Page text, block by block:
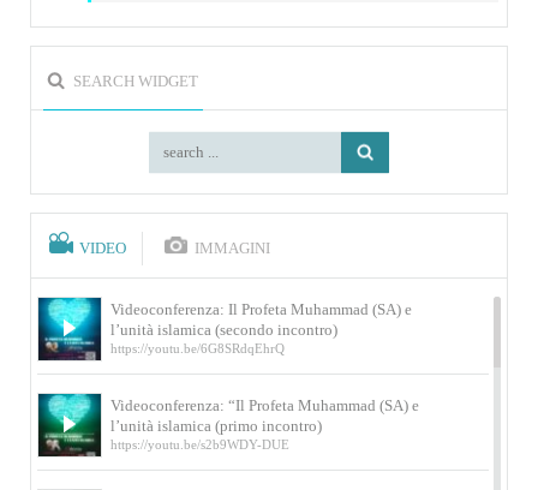
SEARCH WIDGET
VIDEO IMMAGINI
Videoconferenza: Il Profeta Muhammad (SA) e
l’unità islamica (secondo incontro)
https://youtu.be/6G8SRdqEhrQ
Videoconferenza: “Il Profeta Muhammad (SA) e
l’unità islamica (primo incontro)
https://youtu.be/s2b9WDY-DUE